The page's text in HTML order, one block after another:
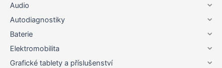
Audio
Autodiagnostiky
Baterie
Elektromobilita
Grafické tablety a příslušenství